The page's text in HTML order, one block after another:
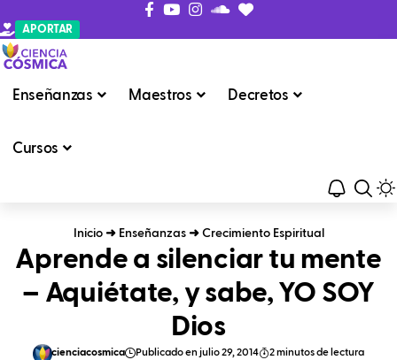
APORTAR
Enseñanzas Maestros Decretos
Cursos
Inicio➜ Enseñanzas➜ Crecimiento Espiritual
Aprende a silenciar tu mente
– Aquiétate, y sabe, YO SOY
Dios
cienciacosmica Publicado en julio 29, 2014
2 minutos de lectura